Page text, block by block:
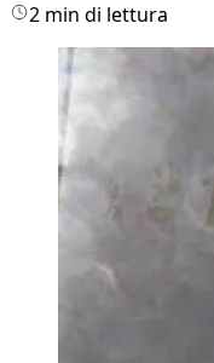
2 min di lettura